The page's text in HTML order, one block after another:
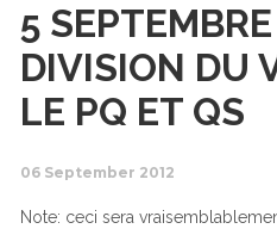
5
DIVISION DU
LE PQ ET QS
06 September 2012
Note: ceci sera